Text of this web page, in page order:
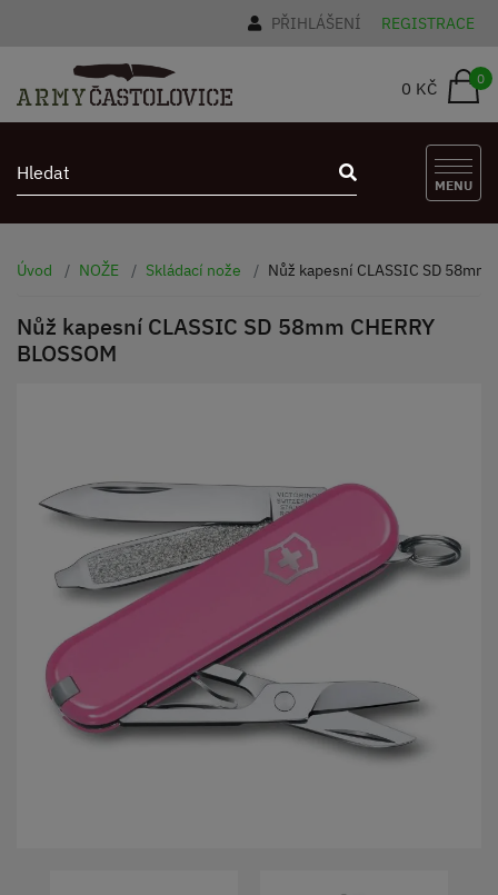
PŘIHLÁŠENÍ REGISTRACE
0 KČ 0
MENU
Úvod NOŽE Skládací nože Nůž kapesní CLASSIC SD 58mm
Nůž kapesní CLASSIC SD 58mm CHERRY
BLOSSOM